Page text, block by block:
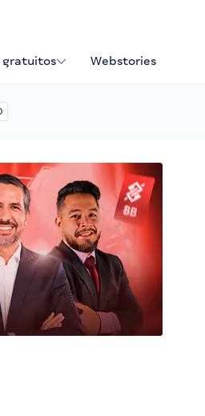
gratuitos Webstories